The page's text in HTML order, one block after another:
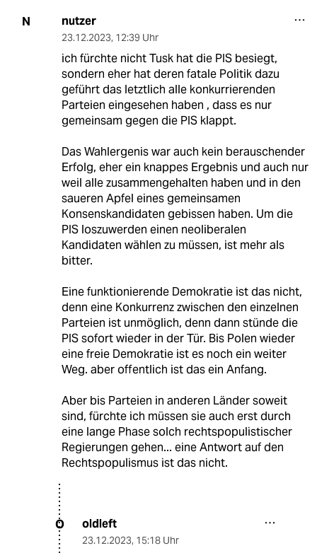
N nutzer
23.12.2023, 12:39 Uhr
ich fürchte nicht Tusk hat die PIS besiegt,
sondern eher hat deren fatale Politik dazu
geführt das letztlich alle konkurrierenden
Parteien eingesehen haben , dass es nur
gemeinsam gegen die PIS klappt.
Das Wahlergenis war auch kein berauschender
Erfolg, eher ein knappes Ergebnis und auch nur
weil alle zusammengehalten haben und in den
saueren Apfel eines gemeinsamen
Konsenskandidaten gebissen haben. Um die
PIS loszuwerden einen neoliberalen
Kandidaten wählen zu müssen, ist mehr als
bitter.
Eine funktionierende Demokratie ist das nicht,
denn eine Konkurrenz zwischen den einzelnen
Parteien ist unmöglich, denn dann stünde die
PIS sofort wieder in der Tür. Bis Polen wieder
eine freie Demokratie ist es noch ein weiter
Weg. aber offentlich ist das ein Anfang.
Aber bis Parteien in anderen Länder soweit
sind, fürchte ich müssen sie auch erst durch
eine lange Phase solch rechtspopulistischer
Regierungen gehen... eine Antwort auf den
Rechtspopulismus ist das nicht.
O oldleft
23.12.2023, 15:18 Uhr